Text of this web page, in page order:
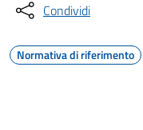
Condividi
Normativa di riferimento